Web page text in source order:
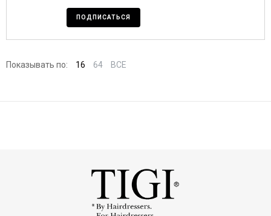
ПОДПИСАТЬСЯ
Показывать по: 16 64 ВСЕ